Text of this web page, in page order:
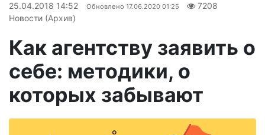
25.04.2018 14:52 Обновлено 17.06.2020 01:25
7208
Новости (Архив)
Как агентству заявить о
себе: методики, о
которых забывают